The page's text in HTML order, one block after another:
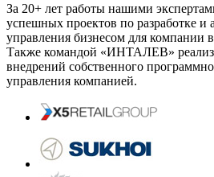
За 20+ лет работы нашими
успешных проектов по разработке и
управления бизнесом для компании
Также командой «ИНТАЛЕВ»
внедрений собственного
управления компанией.